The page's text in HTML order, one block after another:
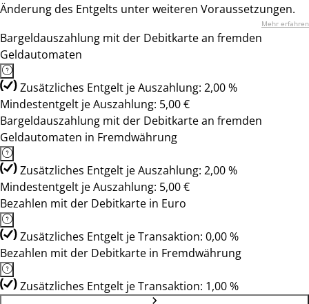
Änderung des Entgelts unter weiteren Voraussetzungen.
Mehr erfahren
Bargeldauszahlung mit der Debitkarte an fremden
Geldautomaten
Zusätzliches Entgelt je Auszahlung: 2,00 %
Mindestentgelt je Auszahlung: 5,00 €
Bargeldauszahlung mit der Debitkarte an fremden
Geldautomaten in Fremdwährung
Zusätzliches Entgelt je Auszahlung: 2,00 %
Mindestentgelt je Auszahlung: 5,00 €
Bezahlen mit der Debitkarte in Euro
Zusätzliches Entgelt je Transaktion: 0,00 %
Bezahlen mit der Debitkarte in Fremdwährung
Zusätzliches Entgelt je Transaktion: 1,00 %